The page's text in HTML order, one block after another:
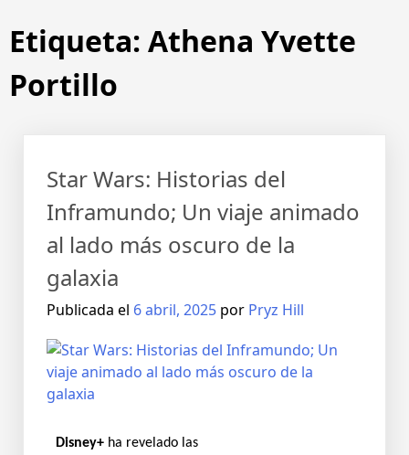
Etiqueta: Athena Yvette
Portillo
Star Wars: Historias del
Inframundo; Un viaje animado
al lado más oscuro de la
galaxia
Publicada el 6 abril, 2025 por Pryz Hill
Disney+ ha revelado las